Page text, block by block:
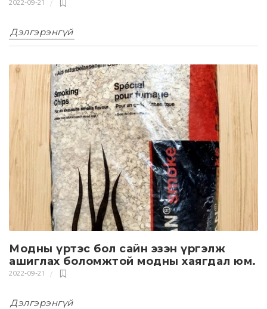
2022-09-21
Дэлгэрэнгүй
Модны үртэс бол сайн эзэн үргэлж
ашиглах боломжтой модны хаягдал юм.
2022-09-21
Дэлгэрэнгүй